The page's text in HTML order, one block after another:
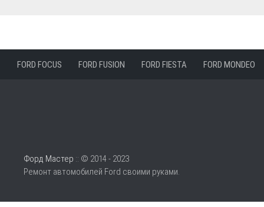
FORD FOCUS FORD FUSION FORD FIESTA FORD MONDEO
Форд Мастер :: © 2014 - 2023
Ремонт автомобилей Ford своими руками.